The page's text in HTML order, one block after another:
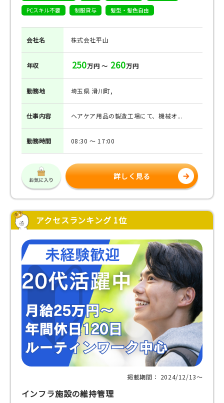
PCスキル不要
制服貸与 髪型・髪色自由
会社名 株式会社平山
年収 250万円 ～ 260万円
勤務地 埼玉県 滑川町,
仕事内容 ヘアケア用品の製造工場にて、機械オ...
勤務時間 08:30 ～ 17:00
詳しく見る
アクセスランキング 1位
掲載期間： 2024/12/13〜
インフラ施設の維持管理